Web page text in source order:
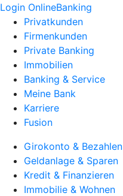
Login OnlineBanking
Privatkunden
Firmenkunden
Private Banking
Immobilien
Banking & Service
Meine Bank
Karriere
Fusion
Girokonto & Bezahlen
Geldanlage & Sparen
Kredit & Finanzieren
Immobilie & Wohnen